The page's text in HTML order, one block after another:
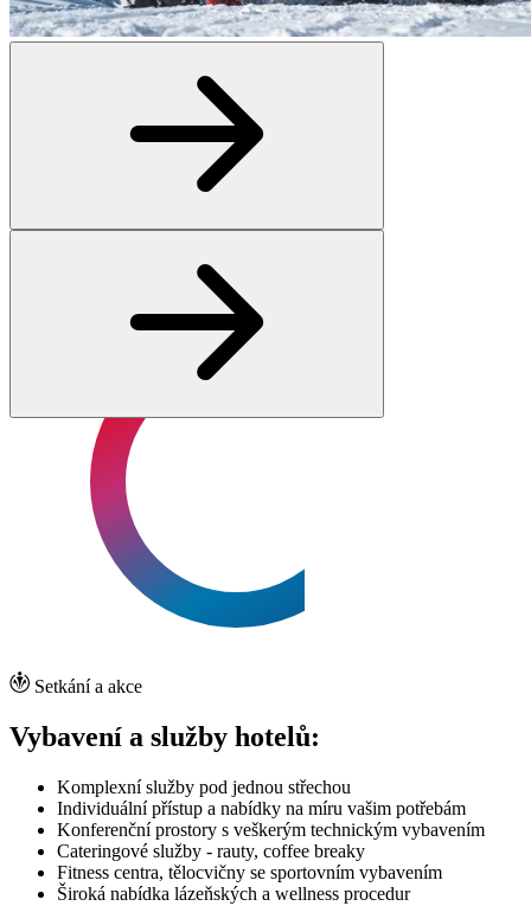
Setkání a akce
Vybavení a služby hotelů:
Komplexní služby pod jednou střechou
Individuální přístup a nabídky na míru vašim potřebám
Konferenční prostory s veškerým technickým vybavením
Cateringové služby - rauty, coffee breaky
Fitness centra, tělocvičny se sportovním vybavením
Široká nabídka lázeňských a wellness procedur